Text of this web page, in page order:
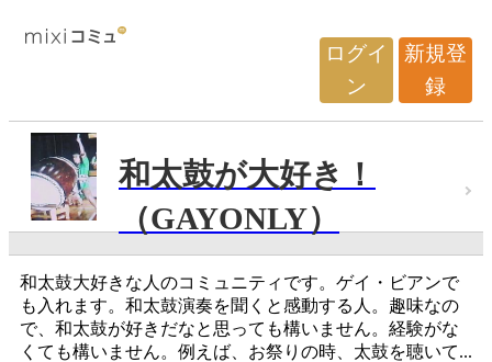
ログイ
ン
新規登
録
和太鼓が大好き！
（GAYONLY）
和太鼓大好きな人のコミュニティです。ゲイ・ビアンで
も入れます。和太鼓演奏を聞くと感動する人。趣味なの
で、和太鼓が好きだなと思っても構いません。経験がな
くても構いません。例えば、お祭りの時、太鼓を聴いて...